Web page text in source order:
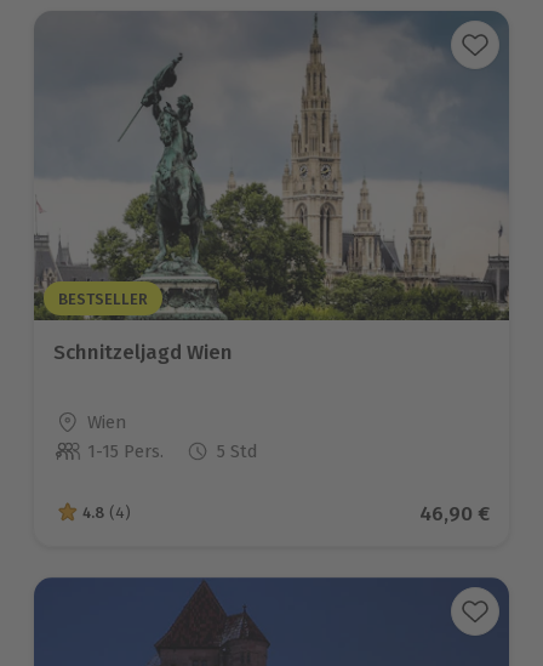
BESTSELLER
Schnitzeljagd Wien
Standort
Wien
Anzahl der Teilnehmer
1-15 Pers. 5 Std
4.8 von 5 Sternen basierend auf 4 Bewertungen
4.8 (4) Aktueller
46,90 €